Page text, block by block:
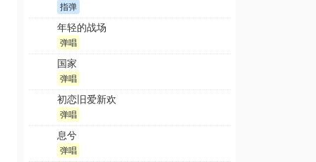
指弹
年轻的战场
弹唱
国家
弹唱
初恋旧爱新欢
弹唱
息兮
弹唱